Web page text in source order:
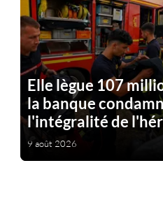
Elle lègue 107
la banque
l'intégralité de
9 août 2026